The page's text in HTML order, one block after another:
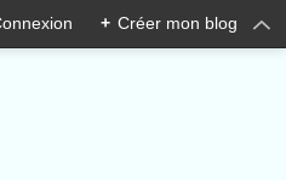
+ Créer mon blog